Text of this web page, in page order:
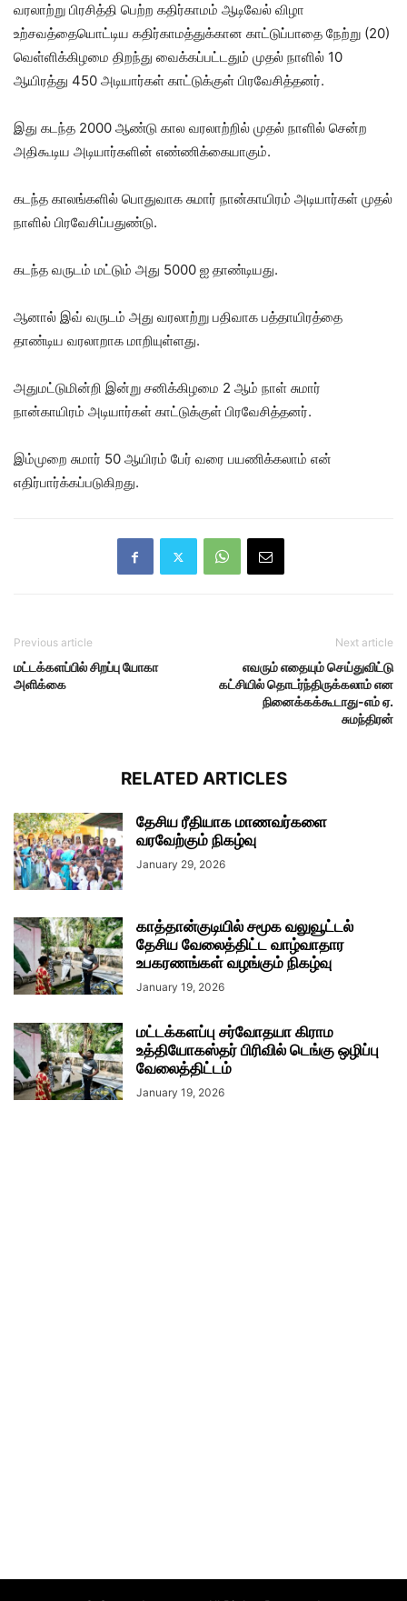
வரலாற்று பிரசித்தி பெற்ற கதிர்காமம் ஆடிவேல் விழா
உற்சவத்தையொட்டிய கதிர்காமத்துக்கான காட்டுப்பாதை நேற்று (20)
வெள்ளிக்கிழமை திறந்து வைக்கப்பட்டதும் முதல் நாளில் 10
ஆயிரத்து 450 அடியார்கள் காட்டுக்குள் பிரவேசித்தனர்.
இது கடந்த 2000 ஆண்டு கால வரலாற்றில் முதல் நாளில் சென்ற
அதிகூடிய அடியார்களின் எண்ணிக்கையாகும்.
கடந்த காலங்களில் பொதுவாக சுமார் நான்காயிரம் அடியார்கள் முதல்
நாளில் பிரவேசிப்பதுண்டு.
கடந்த வருடம் மட்டும் அது 5000 ஐ தாண்டியது.
ஆனால் இவ் வருடம் அது வரலாற்று பதிவாக பத்தாயிரத்தை
தாண்டிய வரலாறாக மாறியுள்ளது.
அதுமட்டுமின்றி இன்று சனிக்கிழமை 2 ஆம் நாள் சுமார்
நான்காயிரம் அடியார்கள் காட்டுக்குள் பிரவேசித்தனர்.
இம்முறை சுமார் 50 ஆயிரம் பேர் வரை பயணிக்கலாம் என்
எதிர்பார்க்கப்படுகிறது.
Previous article
மட்டக்களப்பில் சிறப்பு யோகா
அளிக்கை
Next article
எவரும் எதையும் செய்துவிட்டு
கட்சியில் தொடர்ந்திருக்கலாம் என
நினைக்கக்கூடாது-எம் ஏ.
சுமந்திரன்
RELATED ARTICLES
தேசிய ரீதியாக மாணவர்களை
வரவேற்கும் நிகழ்வு
January 29, 2026
காத்தான்குடியில் சமூக வலுவூட்டல்
தேசிய வேலைத்திட்ட வாழ்வாதார
உபகரணங்கள் வழங்கும் நிகழ்வு
January 19, 2026
மட்டக்களப்பு சர்வோதயா கிராம
உத்தியோகஸ்தர் பிரிவில் டெங்கு ஒழிப்பு
வேலைத்திட்டம்
January 19, 2026